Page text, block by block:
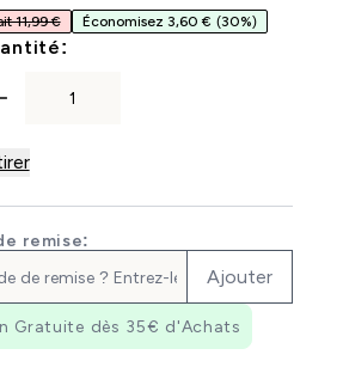
11,99 € Économisez 3,60 € (30%)
remise:
Ajouter
Gratuite dès 35€ d'Achats